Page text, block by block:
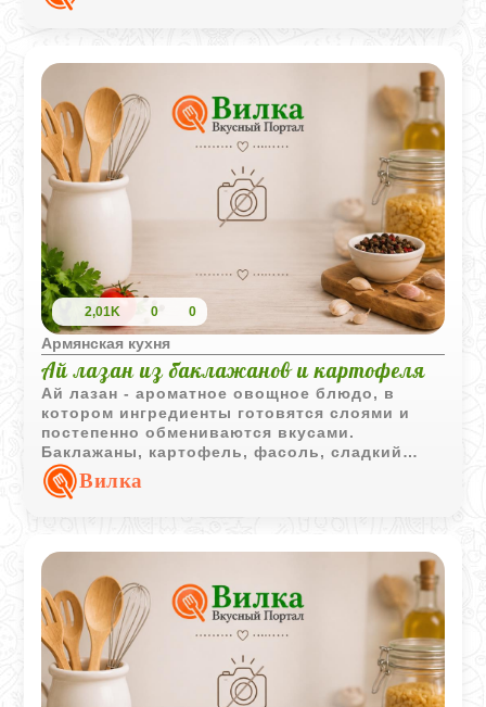
2,01K 0 0
Армянская кухня
Ай лазан из баклажанов и картофеля
Ай лазан - ароматное овощное блюдо, в
котором ингредиенты готовятся слоями и
постепенно обмениваются вкусами.
Баклажаны, картофель, фасоль, сладкий
перец и зелень создают насыщенное и яркое
сочетание.
Вилка